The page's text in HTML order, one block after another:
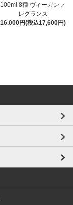
100ml 8種 ヴィーガンフ
レグランス
16,000円(税込17,600円)